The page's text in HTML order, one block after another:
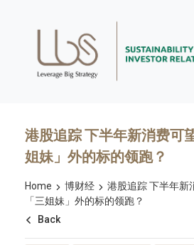
港股追踪 下半年新消费可
姐妹」外的标的领跑？
Home 博财经
港股追踪 下半年新
「三姐妹」外的标的领跑？
Back